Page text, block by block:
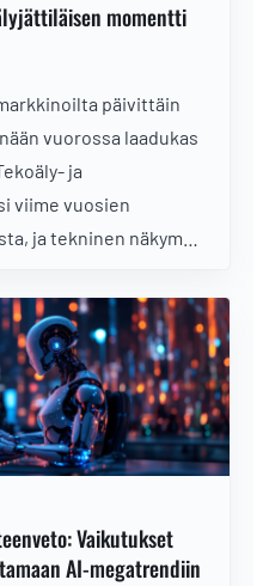
momentti
päivittäin
vuorossa laadukas
ja
viime vuosien
ja tekninen näkymä
korkealla
yhtiön valokeilassa.
Vaikutukset
AI-megatrendiin